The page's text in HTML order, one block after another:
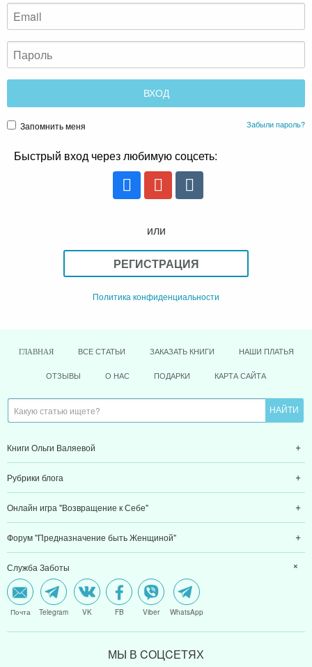
Запомнить меня Забыли пароль?
Быстрый вход через любимую соцсеть:
или
РЕГИСТРАЦИЯ
Политика конфиденциальности
ГЛАВНАЯ ВСЕ СТАТЬИ ЗАКАЗАТЬ КНИГИ НАШИ ПЛАТЬЯ
ОТЗЫВЫ О НАС ПОДАРКИ КАРТА САЙТА
Книги Ольги Валяевой
Рубрики блога
Онлайн игра "Возвращение к Себе"
Форум "Предназначение быть Женщиной"
Служба Заботы
Почта Telegram VK FB Viber WhatsApp
МЫ В CОЦCЕТЯХ